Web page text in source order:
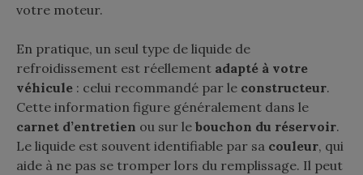
votre moteur.
En pratique, un seul type de liquide de
refroidissement est réellement adapté à votre
véhicule : celui recommandé par le constructeur.
Cette information figure généralement dans le
carnet d’entretien ou sur le bouchon du réservoir.
Le liquide est souvent identifiable par sa couleur, qui
aide à ne pas se tromper lors du remplissage. Il peut